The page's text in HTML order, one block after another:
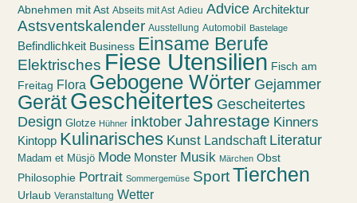
Abnehmen mit Ast Abseits mit Ast Adieu Advice Architektur
Astsventskalender Ausstellung Automobil Bastelage
Befindlichkeit Business Einsame Berufe
Elektrisches Fiese Utensilien Fisch am
Freitag Flora Gebogene Wörter Gejammer
GerätGescheitertes Gescheitertes
Design Glotze Hühner inktober Jahrestage Kinners
Kintopp Kulinarisches Kunst Landschaft Literatur
Madam et Müsjö Mode Monster Musik Märchen Obst
Philosophie Portrait Sommergemüse SportTierchen
Urlaub Veranstaltung Wetter